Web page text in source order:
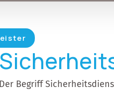
Der Begriff